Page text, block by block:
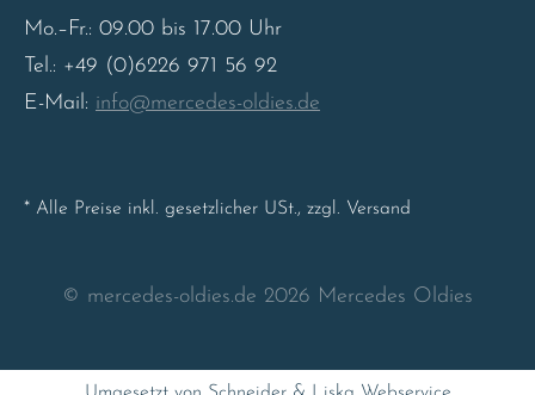
Mo.–Fr.: 09.00 bis 17.00 Uhr
Tel.: +49 (0)6226 971 56 92
E-Mail: info@mercedes-oldies.de
* Alle Preise inkl. gesetzlicher USt., zzgl. Versand
© mercedes-oldies.de 2026 Mercedes Oldies